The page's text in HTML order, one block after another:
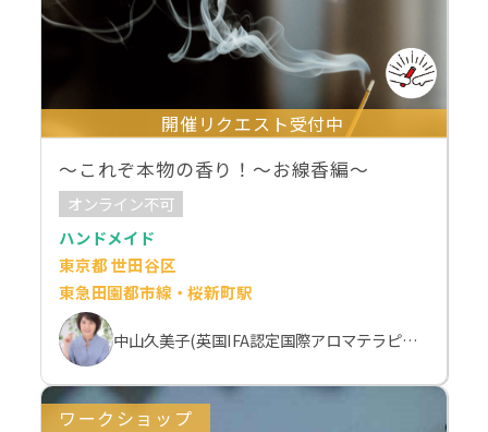
開催リクエスト受付中
～これぞ本物の香り！～お線香編～
オンライン不可
ハンドメイド
東京都 世田谷区
東急田園都市線・桜新町駅
中山久美子(英国IFA認定国際アロマテラピスト）
ワークショップ